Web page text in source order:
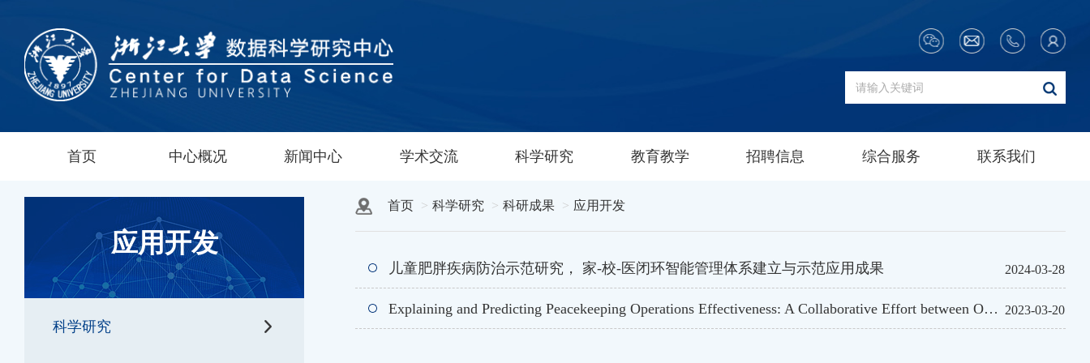
首页 中心概况 新闻中心 学术交流 科学研究 教育教学 招聘信息 综合服务 联系我们
应用开发
科学研究
首页 科学研究 科研成果 应用开发
2024-03-28
儿童肥胖疾病防治示范研究， 家-校-医闭环智能管理体系建立与示范应用成果
2023-03-20
Explaining and Predicting Peacekeeping Operations Effectiveness: A Collaborative Effort between Oxford University and Zhejiang University